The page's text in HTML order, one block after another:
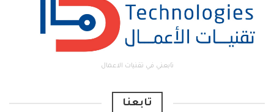
تابعني في تقنيات الاعمال
تابعنا